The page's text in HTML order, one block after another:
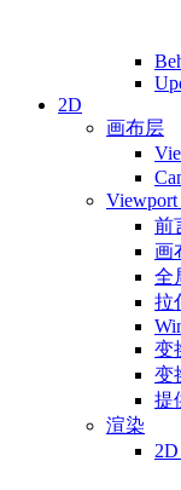
2D
画布层
前
画
全
拉
变
变
提
渲染